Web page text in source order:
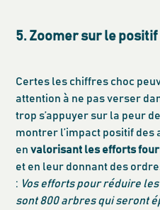
5. Zoomer sur le positif
Certes les chiffres choc
attention à ne pas verser
trop s’appuyer sur la peur
montrer l’impact positif des
envalorisant les efforts
et en leur donnant des
: Vos efforts pour réduire
sont 800 arbres qui seront